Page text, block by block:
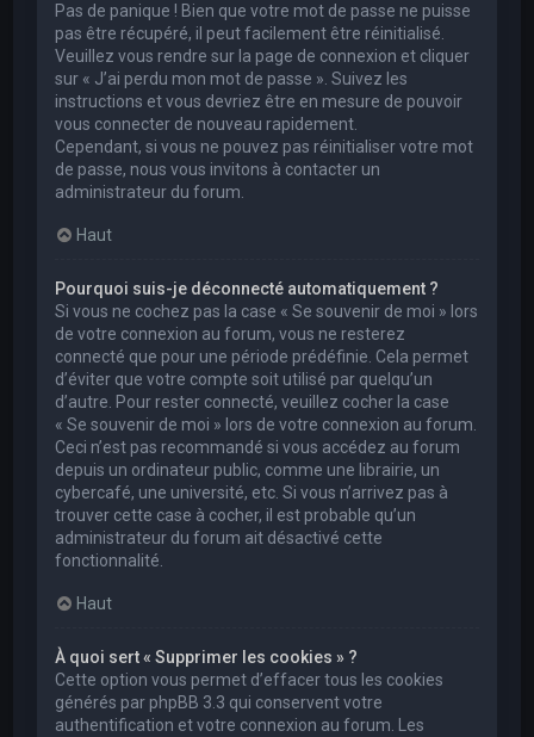
Pas de panique ! Bien que votre mot de passe ne puisse
pas être récupéré, il peut facilement être réinitialisé.
Veuillez vous rendre sur la page de connexion et cliquer
sur « J’ai perdu mon mot de passe ». Suivez les
instructions et vous devriez être en mesure de pouvoir
vous connecter de nouveau rapidement.
Cependant, si vous ne pouvez pas réinitialiser votre mot
de passe, nous vous invitons à contacter un
administrateur du forum.
Haut
Pourquoi suis-je déconnecté automatiquement ?
Si vous ne cochez pas la case « Se souvenir de moi » lors
de votre connexion au forum, vous ne resterez
connecté que pour une période prédéfinie. Cela permet
d’éviter que votre compte soit utilisé par quelqu’un
d’autre. Pour rester connecté, veuillez cocher la case
« Se souvenir de moi » lors de votre connexion au forum.
Ceci n’est pas recommandé si vous accédez au forum
depuis un ordinateur public, comme une librairie, un
cybercafé, une université, etc. Si vous n’arrivez pas à
trouver cette case à cocher, il est probable qu’un
administrateur du forum ait désactivé cette
fonctionnalité.
Haut
À quoi sert « Supprimer les cookies » ?
Cette option vous permet d’effacer tous les cookies
générés par phpBB 3.3 qui conservent votre
authentification et votre connexion au forum. Les